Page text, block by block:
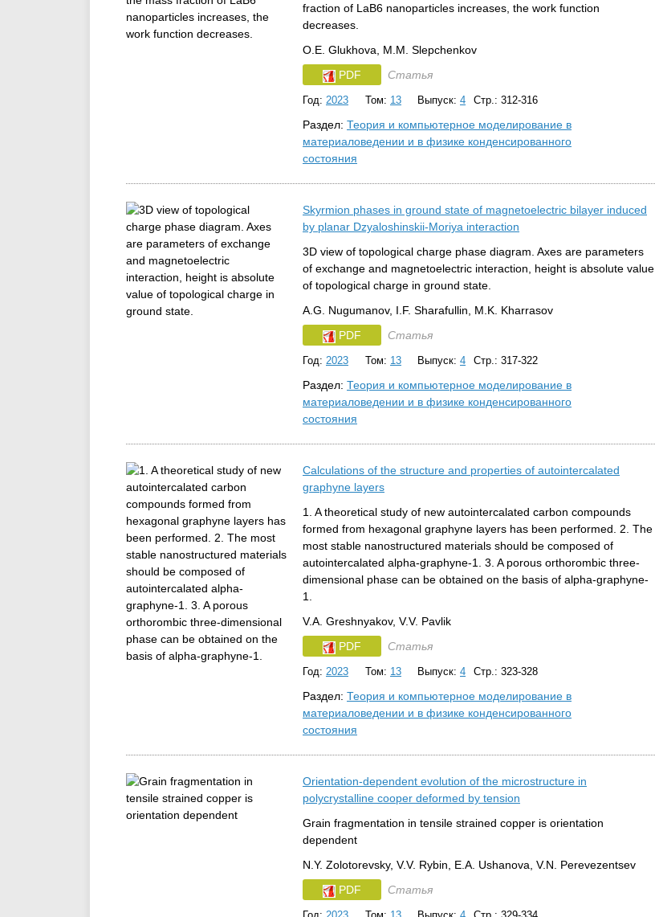
fraction of LaB6 nanoparticles increases, the work function
decreases.
O.E. Glukhova, M.M. Slepchenkov
PDF
Статья
Год: 2023 Том: 13 Выпуск: 4 Стр.: 312-316
Раздел: Теория и компьютерное моделирование в
материаловедении и в физике конденсированного
состояния
Skyrmion phases in ground state of magnetoelectric bilayer induced
by planar Dzyaloshinskii-Moriya interaction
3D view of topological charge phase diagram. Axes are parameters
of exchange and magnetoelectric interaction, height is absolute value
of topological charge in ground state.
A.G. Nugumanov, I.F. Sharafullin, M.K. Kharrasov
PDF
Статья
Год: 2023 Том: 13 Выпуск: 4 Стр.: 317-322
Раздел: Теория и компьютерное моделирование в
материаловедении и в физике конденсированного
состояния
Calculations of the structure and properties of autointercalated
graphyne layers
1. A theoretical study of new autointercalated carbon compounds
formed from hexagonal graphyne layers has been performed. 2. The
most stable nanostructured materials should be composed of
autointercalated alpha-graphyne-1. 3. A porous orthorombic three-
dimensional phase can be obtained on the basis of alpha-graphyne-
1.
V.A. Greshnyakov, V.V. Pavlik
PDF
Статья
Год: 2023 Том: 13 Выпуск: 4 Стр.: 323-328
Раздел: Теория и компьютерное моделирование в
материаловедении и в физике конденсированного
состояния
Orientation-dependent evolution of the microstructure in
polycrystalline cooper deformed by tension
Grain fragmentation in tensile strained copper is orientation
dependent
N.Y. Zolotorevsky, V.V. Rybin, E.A. Ushanova, V.N. Perevezentsev
PDF
Статья